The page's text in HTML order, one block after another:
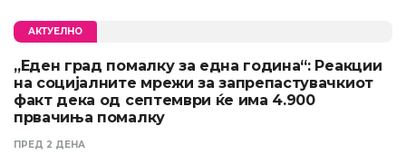
АКТУЕЛНО
„Еден град помалку за една година“: Реакции
на социјалните мрежи за запрепастувачкиот
факт дека од септември ќе има 4.900
првачиња помалку
ПРЕД 2 ДЕНА